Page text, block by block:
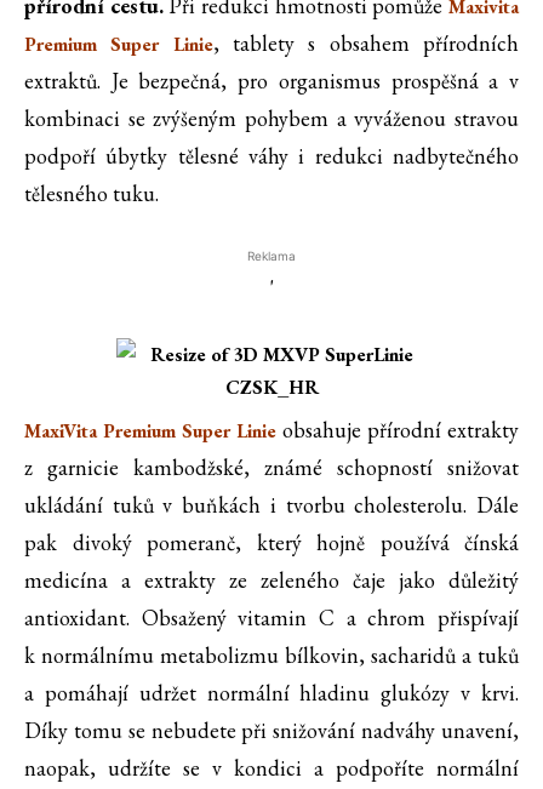
přírodní cestu.Při redukci hmotnosti pomůže Maxivita
Premium Super Linie, tablety s obsahem přírodních
extraktů. Je bezpečná, pro organismus prospěšná a v
kombinaci se zvýšeným pohybem a vyváženou stravou
podpoří úbytky tělesné váhy i redukci nadbytečného
tělesného tuku.
Reklama
'
MaxiVita Premium Super Linie obsahuje přírodní extrakty
z garnicie kambodžské, známé schopností snižovat
ukládání tuků v buňkách i tvorbu cholesterolu. Dále
pak divoký pomeranč, který hojně používá čínská
medicína a extrakty ze zeleného čaje jako důležitý
antioxidant. Obsažený vitamin C a chrom přispívají
k normálnímu metabolizmu bílkovin, sacharidů a tuků
a pomáhají udržet normální hladinu glukózy v krvi.
Díky tomu se nebudete při snižování nadváhy unavení,
naopak, udržíte se v kondici a podpoříte normální